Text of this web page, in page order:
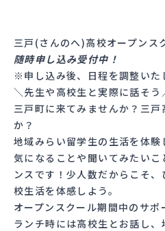
三戸(さんのへ)高校オープンス
随時申し込み受付中！
※申し込み後、日程を調整いた
＼先生や高校生と実際に話そう
三戸町に来てみませんか？三
か？
地域みらい留学生の生活を体験
気になることや聞いてみたい
ンスです！少人数だからこそ
校生活を体感しよう。
オープンスクール期間中のサ
ランチ時には高校生とお話し